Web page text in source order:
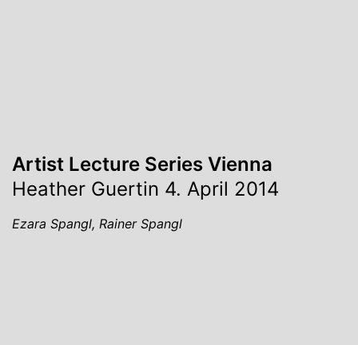
Artist Lecture Series Vienna
Heather Guertin 4. April 2014
Ezara Spangl, Rainer Spangl